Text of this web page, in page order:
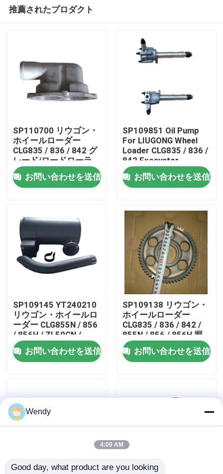
家
プロダクト
ビデオ
工場旅行
品質管理
ニュース
ブログ
推薦されたプロダクト
SP110700 リウゴン・
ホイールローダー
CLG835 / 836 / 842 グ
レード/ロードローラ
ー CLG418 / 4180D /
612 / 614 のための温
度計
お問い合わせを送信
SP109851 Oil Pump
For LIUGONG Wheel
Loader CLG835 / 836 /
842 Excavator
CLG920C/D / 922D /
925D オイル・ポンプ
お問い合わせを送信
SP109145 YT240210
リウゴン・ホイールロ
ーダー CLG855N / 856
/ 856H / ZL50CN /
50CN-LNG 掘削機
CLG920C/D 格付け機
CLG418のためのサイ
お問い合わせを送信
SP109138 リウゴン・
ホイールローダー
CLG835 / 836 / 842 /
855N / 856 / 856H 掘
削機 CLG920C / D /
922D / 925Dのための
注射ポンプギア
お問い合わせを送信
Wendy
4:09 AM
Good day, what product are you looking